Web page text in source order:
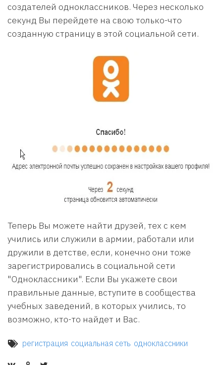
создателей одноклассников. Через несколько
секунд Вы перейдете на свою только-что
созданную страницу в этой социальной сети.
Теперь Вы можете найти друзей, тех с кем
учились или служили в армии, работали или
дружили в детстве, если, конечно они тоже
зарегистрировались в социальной сети
"Одноклассники". Если Вы укажете свои
правильные данные, вступите в сообщества
учебных заведений, в которых учились, то
возможно, кто-то найдет и Вас.
регистрация социальная сеть одноклассники